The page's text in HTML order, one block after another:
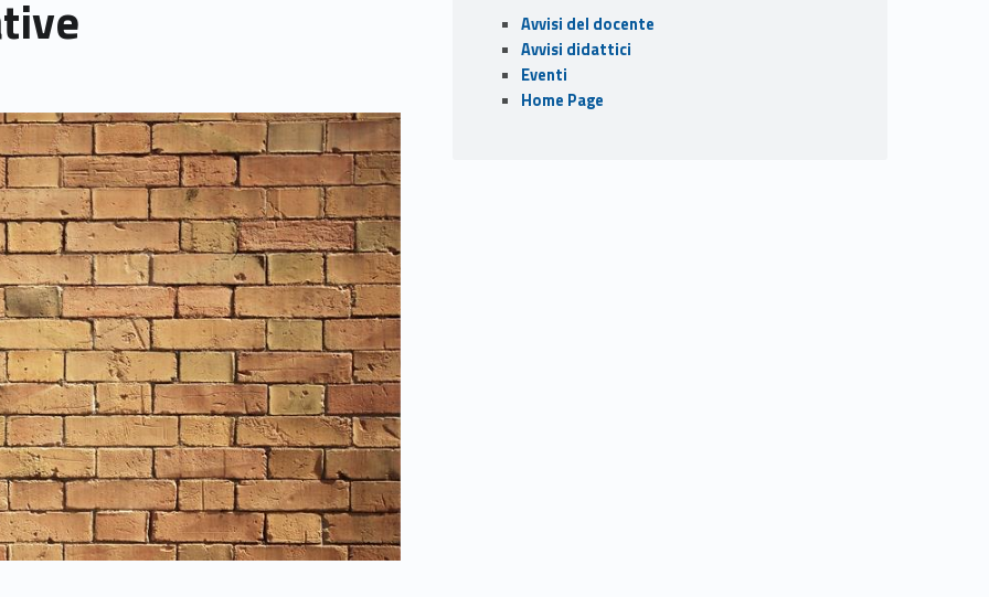
Sidebar
Avvisi del docente
Avvisi didattici
Eventi
Home Page